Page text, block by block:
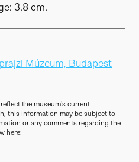
3.8 cm.
Múzeum, Budapest
the museum's current
this information may be subject to
or any comments regarding the
here: